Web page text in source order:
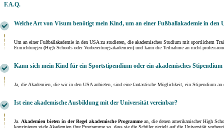
F.A.Q.
Welche Art von Visum benötigt mein Kind, um an einer Fußballakademie in den
Um an einer Fußballakademie in den USA zu studieren, die akademisches Studium mit sportlichem
Einrichtungen (High Schools oder Vorbereitungsakademien) und kann die Teilnahme an nicht-
Kann sich mein Kind für ein Sportstipendium oder ein akademisches
Ja, die Akademien, die wir in den USA anbieten, sind eine fantastische Möglichkeit, ein Stipendium an
Ist eine akademische Ausbildung mit der Universität vereinbar?
Ja. Akademien bieten in der Regel akademische Programmean, die denen amerikanischer High
konzipieren viele Akademien ihre Programme so, dass sie die Schüler gezielt auf die Universität